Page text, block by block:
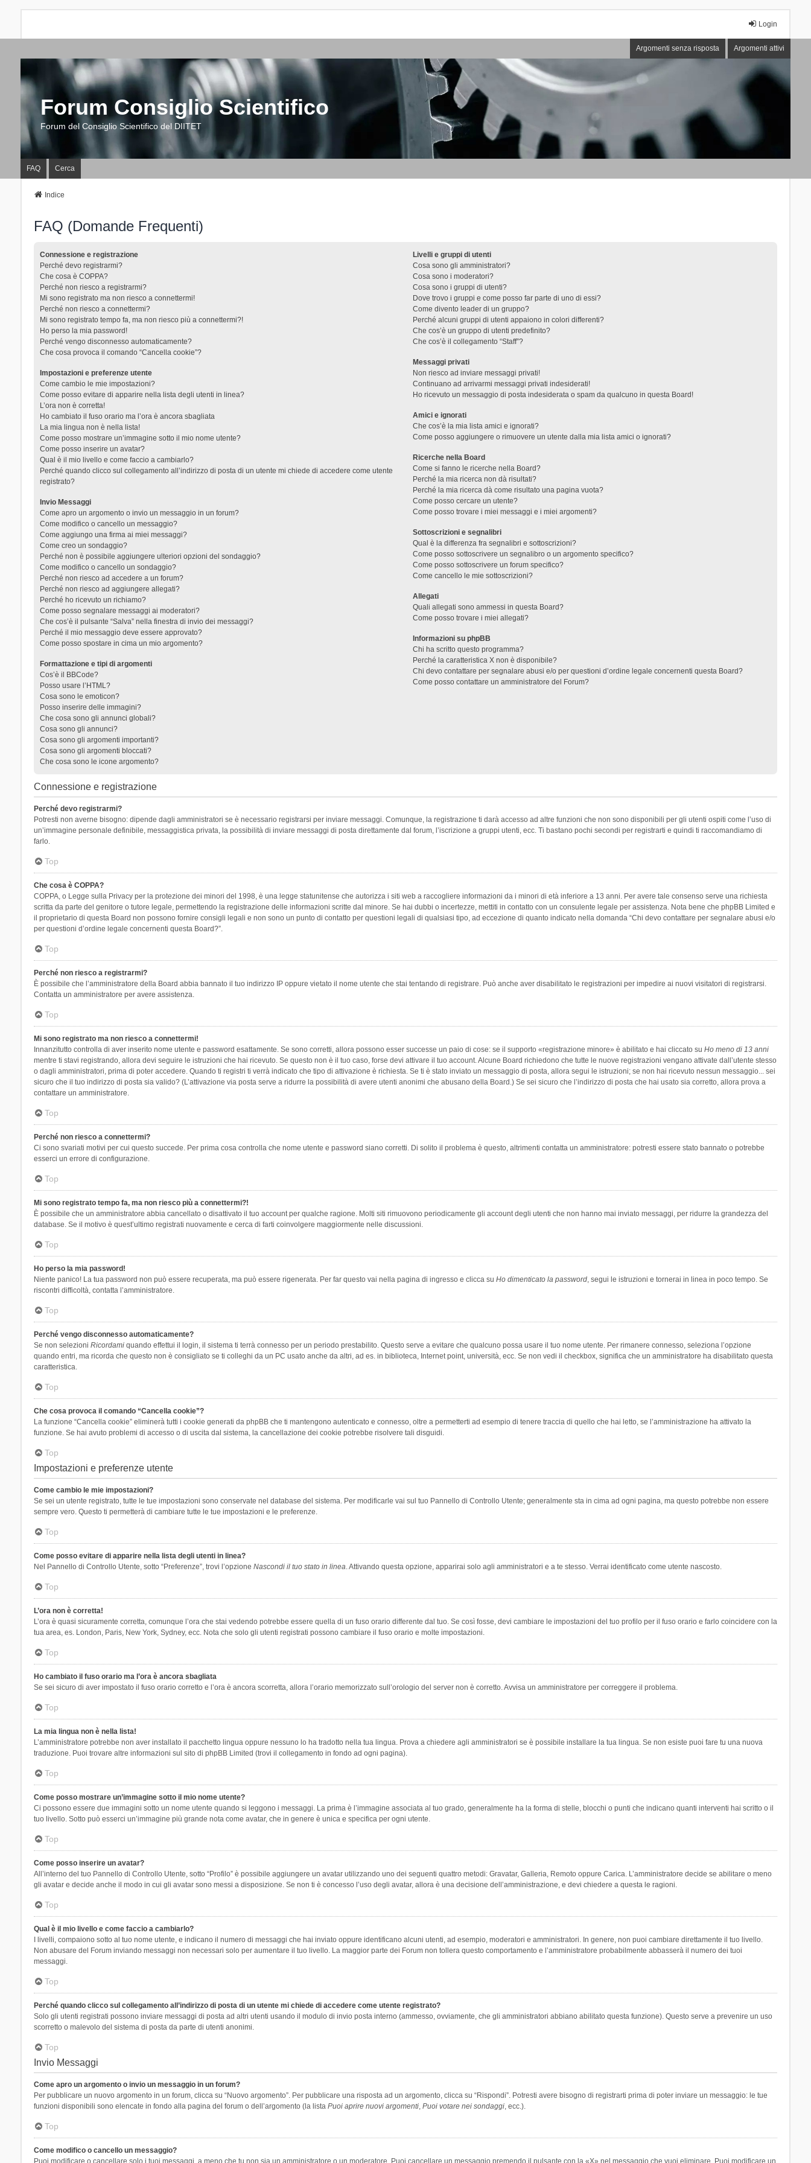
Login
Argomenti senza risposta Argomenti attivi
Forum Consiglio Scientifico
Forum del Consiglio Scientifico del DIITET
FAQ Cerca
Indice
FAQ (Domande Frequenti)
Connessione e registrazione
Perché devo registrarmi?
Che cosa è COPPA?
Perché non riesco a registrarmi?
Mi sono registrato ma non riesco a connettermi!
Perché non riesco a connettermi?
Mi sono registrato tempo fa, ma non riesco più a connettermi?!
Ho perso la mia password!
Perché vengo disconnesso automaticamente?
Che cosa provoca il comando “Cancella cookie”?
Impostazioni e preferenze utente
Come cambio le mie impostazioni?
Come posso evitare di apparire nella lista degli utenti in linea?
L’ora non è corretta!
Ho cambiato il fuso orario ma l’ora è ancora sbagliata
La mia lingua non è nella lista!
Come posso mostrare un’immagine sotto il mio nome utente?
Come posso inserire un avatar?
Qual è il mio livello e come faccio a cambiarlo?
Perché quando clicco sul collegamento all’indirizzo di posta di un utente mi chiede di accedere come utente
registrato?
Invio Messaggi
Come apro un argomento o invio un messaggio in un forum?
Come modifico o cancello un messaggio?
Come aggiungo una firma ai miei messaggi?
Come creo un sondaggio?
Perché non è possibile aggiungere ulteriori opzioni del sondaggio?
Come modifico o cancello un sondaggio?
Perché non riesco ad accedere a un forum?
Perché non riesco ad aggiungere allegati?
Perché ho ricevuto un richiamo?
Come posso segnalare messaggi ai moderatori?
Che cos’è il pulsante “Salva” nella finestra di invio dei messaggi?
Perché il mio messaggio deve essere approvato?
Come posso spostare in cima un mio argomento?
Formattazione e tipi di argomenti
Cos’è il BBCode?
Posso usare l’HTML?
Cosa sono le emoticon?
Posso inserire delle immagini?
Che cosa sono gli annunci globali?
Cosa sono gli annunci?
Cosa sono gli argomenti importanti?
Cosa sono gli argomenti bloccati?
Che cosa sono le icone argomento?
Livelli e gruppi di utenti
Cosa sono gli amministratori?
Cosa sono i moderatori?
Cosa sono i gruppi di utenti?
Dove trovo i gruppi e come posso far parte di uno di essi?
Come divento leader di un gruppo?
Perché alcuni gruppi di utenti appaiono in colori differenti?
Che cos’è un gruppo di utenti predefinito?
Che cos’è il collegamento “Staff”?
Messaggi privati
Non riesco ad inviare messaggi privati!
Continuano ad arrivarmi messaggi privati indesiderati!
Ho ricevuto un messaggio di posta indesiderata o spam da qualcuno in questa Board!
Amici e ignorati
Che cos’è la mia lista amici e ignorati?
Come posso aggiungere o rimuovere un utente dalla mia lista amici o ignorati?
Ricerche nella Board
Come si fanno le ricerche nella Board?
Perché la mia ricerca non dà risultati?
Perché la mia ricerca dà come risultato una pagina vuota?
Come posso cercare un utente?
Come posso trovare i miei messaggi e i miei argomenti?
Sottoscrizioni e segnalibri
Qual è la differenza fra segnalibri e sottoscrizioni?
Come posso sottoscrivere un segnalibro o un argomento specifico?
Come posso sottoscrivere un forum specifico?
Come cancello le mie sottoscrizioni?
Allegati
Quali allegati sono ammessi in questa Board?
Come posso trovare i miei allegati?
Informazioni su phpBB
Chi ha scritto questo programma?
Perché la caratteristica X non è disponibile?
Chi devo contattare per segnalare abusi e/o per questioni d’ordine legale concernenti questa Board?
Come posso contattare un amministratore del Forum?
Connessione e registrazione
Perché devo registrarmi?
Potresti non averne bisogno: dipende dagli amministratori se è necessario registrarsi per inviare messaggi. Comunque, la registrazione ti darà accesso ad altre funzioni che non sono disponibili per gli utenti ospiti come l’uso di
un’immagine personale definibile, messaggistica privata, la possibilità di inviare messaggi di posta direttamente dal forum, l’iscrizione a gruppi utenti, ecc. Ti bastano pochi secondi per registrarti e quindi ti raccomandiamo di
farlo.
Top
Che cosa è COPPA?
COPPA, o Legge sulla Privacy per la protezione dei minori del 1998, è una legge statunitense che autorizza i siti web a raccogliere informazioni da i minori di età inferiore a 13 anni. Per avere tale consenso serve una richiesta
scritta da parte del genitore o tutore legale, permettendo la registrazione delle informazioni scritte dal minore. Se hai dubbi o incertezze, mettiti in contatto con un consulente legale per assistenza. Nota bene che phpBB Limited e
il proprietario di questa Board non possono fornire consigli legali e non sono un punto di contatto per questioni legali di qualsiasi tipo, ad eccezione di quanto indicato nella domanda “Chi devo contattare per segnalare abusi e/o
per questioni d’ordine legale concernenti questa Board?”.
Top
Perché non riesco a registrarmi?
È possibile che l’amministratore della Board abbia bannato il tuo indirizzo IP oppure vietato il nome utente che stai tentando di registrare. Può anche aver disabilitato le registrazioni per impedire ai nuovi visitatori di registrarsi.
Contatta un amministratore per avere assistenza.
Top
Mi sono registrato ma non riesco a connettermi!
Innanzitutto controlla di aver inserito nome utente e password esattamente. Se sono corretti, allora possono esser successe un paio di cose: se il supporto «registrazione minore» è abilitato e hai cliccato su Ho meno di 13 anni
mentre ti stavi registrando, allora devi seguire le istruzioni che hai ricevuto. Se questo non è il tuo caso, forse devi attivare il tuo account. Alcune Board richiedono che tutte le nuove registrazioni vengano attivate dall’utente stesso
o dagli amministratori, prima di poter accedere. Quando ti registri ti verrà indicato che tipo di attivazione è richiesta. Se ti è stato inviato un messaggio di posta, allora segui le istruzioni; se non hai ricevuto nessun messaggio... sei
sicuro che il tuo indirizzo di posta sia valido? (L’attivazione via posta serve a ridurre la possibilità di avere utenti anonimi che abusano della Board.) Se sei sicuro che l’indirizzo di posta che hai usato sia corretto, allora prova a
contattare un amministratore.
Top
Perché non riesco a connettermi?
Ci sono svariati motivi per cui questo succede. Per prima cosa controlla che nome utente e password siano corretti. Di solito il problema è questo, altrimenti contatta un amministratore: potresti essere stato bannato o potrebbe
esserci un errore di configurazione.
Top
Mi sono registrato tempo fa, ma non riesco più a connettermi?!
È possibile che un amministratore abbia cancellato o disattivato il tuo account per qualche ragione. Molti siti rimuovono periodicamente gli account degli utenti che non hanno mai inviato messaggi, per ridurre la grandezza del
database. Se il motivo è quest’ultimo registrati nuovamente e cerca di farti coinvolgere maggiormente nelle discussioni.
Top
Ho perso la mia password!
Niente panico! La tua password non può essere recuperata, ma può essere rigenerata. Per far questo vai nella pagina di ingresso e clicca su Ho dimenticato la password, segui le istruzioni e tornerai in linea in poco tempo. Se
riscontri difficoltà, contatta l’amministratore.
Top
Perché vengo disconnesso automaticamente?
Se non selezioni Ricordamiquando effettui il login, il sistema ti terrà connesso per un periodo prestabilito. Questo serve a evitare che qualcuno possa usare il tuo nome utente. Per rimanere connesso, seleziona l’opzione
quando entri, ma ricorda che questo non è consigliato se ti colleghi da un PC usato anche da altri, ad es. in biblioteca, Internet point, università, ecc. Se non vedi il checkbox, significa che un amministratore ha disabilitato questa
caratteristica.
Top
Che cosa provoca il comando “Cancella cookie”?
La funzione “Cancella cookie” eliminerà tutti i cookie generati da phpBB che ti mantengono autenticato e connesso, oltre a permetterti ad esempio di tenere traccia di quello che hai letto, se l’amministrazione ha attivato la
funzione. Se hai avuto problemi di accesso o di uscita dal sistema, la cancellazione dei cookie potrebbe risolvere tali disguidi.
Top
Impostazioni e preferenze utente
Come cambio le mie impostazioni?
Se sei un utente registrato, tutte le tue impostazioni sono conservate nel database del sistema. Per modificarle vai sul tuo Pannello di Controllo Utente; generalmente sta in cima ad ogni pagina, ma questo potrebbe non essere
sempre vero. Questo ti permetterà di cambiare tutte le tue impostazioni e le preferenze.
Top
Come posso evitare di apparire nella lista degli utenti in linea?
Nel Pannello di Controllo Utente, sotto “Preferenze”, trovi l’opzione Nascondi il tuo stato in linea. Attivando questa opzione, apparirai solo agli amministratori e a te stesso. Verrai identificato come utente nascosto.
Top
L’ora non è corretta!
L’ora è quasi sicuramente corretta, comunque l’ora che stai vedendo potrebbe essere quella di un fuso orario differente dal tuo. Se così fosse, devi cambiare le impostazioni del tuo profilo per il fuso orario e farlo coincidere con la
tua area, es. London, Paris, New York, Sydney, ecc. Nota che solo gli utenti registrati possono cambiare il fuso orario e molte impostazioni.
Top
Ho cambiato il fuso orario ma l’ora è ancora sbagliata
Se sei sicuro di aver impostato il fuso orario corretto e l’ora è ancora scorretta, allora l’orario memorizzato sull’orologio del server non è corretto. Avvisa un amministratore per correggere il problema.
Top
La mia lingua non è nella lista!
L’amministratore potrebbe non aver installato il pacchetto lingua oppure nessuno lo ha tradotto nella tua lingua. Prova a chiedere agli amministratori se è possibile installare la tua lingua. Se non esiste puoi fare tu una nuova
traduzione. Puoi trovare altre informazioni sul sito di phpBB Limited (trovi il collegamento in fondo ad ogni pagina).
Top
Come posso mostrare un’immagine sotto il mio nome utente?
Ci possono essere due immagini sotto un nome utente quando si leggono i messaggi. La prima è l’immagine associata al tuo grado, generalmente ha la forma di stelle, blocchi o punti che indicano quanti interventi hai scritto o il
tuo livello. Sotto può esserci un’immagine più grande nota come avatar, che in genere è unica e specifica per ogni utente.
Top
Come posso inserire un avatar?
All’interno del tuo Pannello di Controllo Utente, sotto “Profilo” è possibile aggiungere un avatar utilizzando uno dei seguenti quattro metodi: Gravatar, Galleria, Remoto oppure Carica. L’amministratore decide se abilitare o meno
gli avatar e decide anche il modo in cui gli avatar sono messi a disposizione. Se non ti è concesso l’uso degli avatar, allora è una decisione dell’amministrazione, e devi chiedere a questa le ragioni.
Top
Qual è il mio livello e come faccio a cambiarlo?
I livelli, compaiono sotto al tuo nome utente, e indicano il numero di messaggi che hai inviato oppure identificano alcuni utenti, ad esempio, moderatori e amministratori. In genere, non puoi cambiare direttamente il tuo livello.
Non abusare del Forum inviando messaggi non necessari solo per aumentare il tuo livello. La maggior parte dei Forum non tollera questo comportamento e l’amministratore probabilmente abbasserà il numero dei tuoi
messaggi.
Top
Perché quando clicco sul collegamento all’indirizzo di posta di un utente mi chiede di accedere come utente registrato?
Solo gli utenti registrati possono inviare messaggi di posta ad altri utenti usando il modulo di invio posta interno (ammesso, ovviamente, che gli amministratori abbiano abilitato questa funzione). Questo serve a prevenire un uso
scorretto o malevolo del sistema di posta da parte di utenti anonimi.
Top
Invio Messaggi
Come apro un argomento o invio un messaggio in un forum?
Per pubblicare un nuovo argomento in un forum, clicca su “Nuovo argomento”. Per pubblicare una risposta ad un argomento, clicca su “Rispondi”. Potresti avere bisogno di registrarti prima di poter inviare un messaggio: le tue
funzioni disponibili sono elencate in fondo alla pagina del forum o dell’argomento (la lista Puoi aprire nuovi argomenti, Puoi votare nei sondaggi, ecc.).
Top
Come modifico o cancello un messaggio?
Puoi modificare o cancellare solo i tuoi messaggi, a meno che tu non sia un amministratore o un moderatore. Puoi cancellare un messaggio premendo il pulsante con la «X» nel messaggio che vuoi eliminare. Puoi modificare un